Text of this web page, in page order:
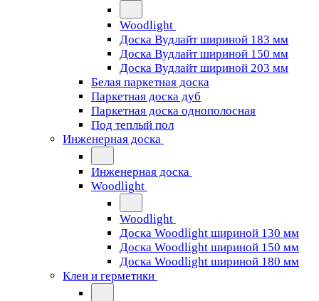
Woodlight
Доска Вудлайт шириной 183 мм
Доска Вудлайт шириной 150 мм
Доска Вудлайт шириной 203 мм
Белая паркетная доска
Паркетная доска дуб
Паркетная доска однополосная
Под теплый пол
Инженерная доска
Инженерная доска
Woodlight
Woodlight
Доска Woodlight шириной 130 мм
Доска Woodlight шириной 150 мм
Доска Woodlight шириной 180 мм
Клеи и герметики